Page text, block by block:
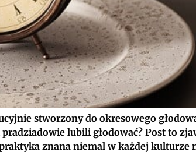
stworzony do okresowego
lubili głodować? Post to
znana niemal w każdej kulturze